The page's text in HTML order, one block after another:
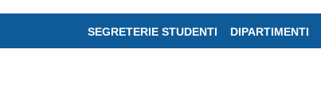
SEGRETERIE STUDENTI DIPARTIMENTI